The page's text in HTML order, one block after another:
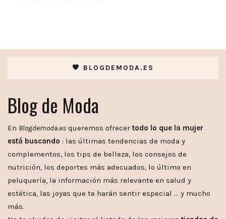
🧡 BLOGDEMODA.ES
Blog de Moda
En Blogdemoda.es queremos ofrecer todo lo que la mujer
está buscando : las últimas tendencias de moda y
complementos, los tips de belleza, los consejos de
nutrición, los deportes más adecuados, lo último en
peluquería, la información más relevante en salud y
estética, las joyas que te harán sentir especial … y mucho
más.